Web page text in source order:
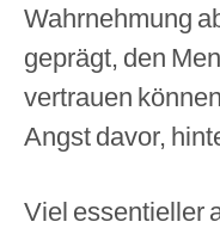
Wahrnehmung
geprägt, den
vertrauen
Angst davor,
Viel essentieller